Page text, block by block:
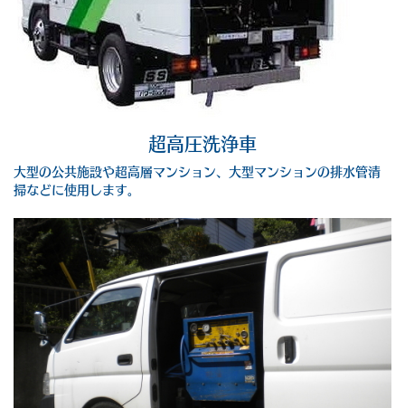
超高圧洗浄車
大型の公共施設や超高層マンション、大型マンションの排水管清
掃などに使用します。